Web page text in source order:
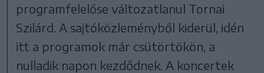
programfelelőse változatlanul Tornai
Szilárd. A sajtóközleményből kiderül, idén
itt a programok már csütörtökön, a
nulladik napon kezdődnek. A koncertek